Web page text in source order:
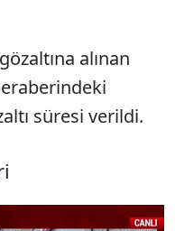
alınan
süresi verildi.
Sesi Aç